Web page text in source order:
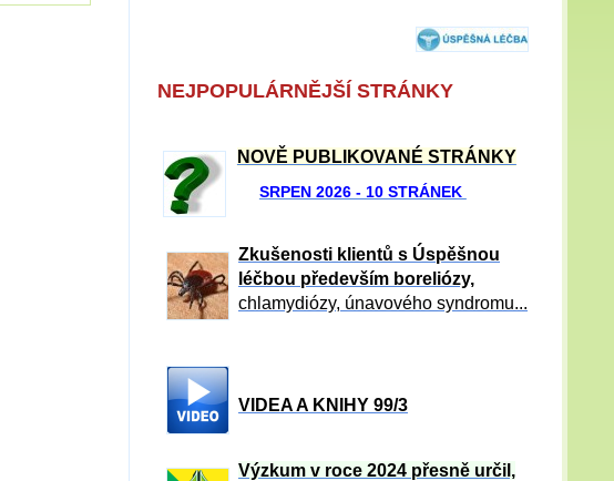
NEJPOPULÁRNĚJŠÍ STRÁNKY
NOVĚ PUBLIKOVANÉ STRÁNKY
SRPEN 2026 - 10 STRÁNEK
Zkušenosti klientů s Úspěšnou
léčbou především boreliózy,
chlamydiózy, únavového syndromu...
VIDEA A KNIHY 99/3
Výzkum v roce 2024 přesně určil,